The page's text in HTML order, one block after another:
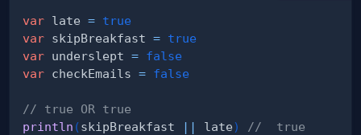
var late = true
var skipBreakfast = true
var underslept = false
var checkEmails = false
// true OR true
println (skipBreakfast || late)
//  true